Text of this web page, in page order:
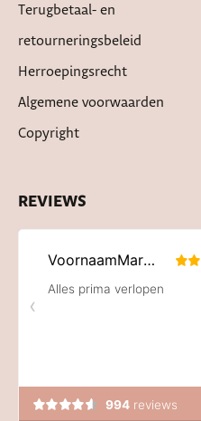
Terugbetaal- en
retourneringsbeleid
Herroepingsrecht
Algemene voorwaarden
Copyright
REVIEWS